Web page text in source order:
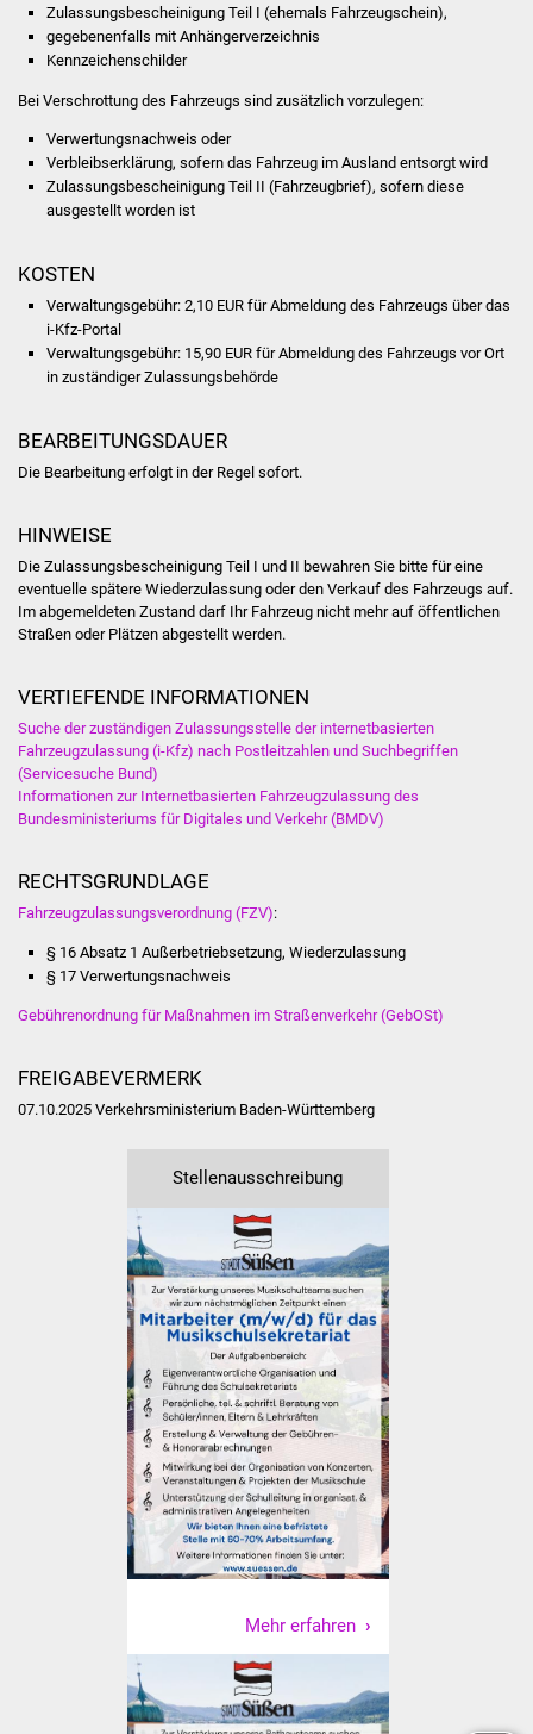
NETZMonitor
Pflege von Angehörigen
Stadtfest
Einrichtungen
Stadtbücherei
Vereine und Parteien
Beirat Süßener Vereine
Sportanlagen
Tourismus
Erlebnisregion
Schwäbischer Albtrauf
Route der
Industriekultur
Lebenslagen
Stadtseniorenrat
Sommerwochen für
Zulassungsbescheinigung Teil I (ehemals Fahrzeugschein),
gegebenenfalls mit Anhängerverzeichnis
Kennzeichenschilder
Bei Verschrottung des Fahrzeugs sind zusätzlich vorzulegen:
Verwertungsnachweis oder
Verbleibserklärung, sofern das Fahrzeug im Ausland entsorgt wird
Zulassungsbescheinigung Teil II (Fahrzeugbrief), sofern diese
ausgestellt worden ist
KOSTEN
Verwaltungsgebühr: 2,10 EUR für Abmeldung des Fahrzeugs über das
i-Kfz-Portal
Verwaltungsgebühr: 15,90 EUR für Abmeldung des Fahrzeugs vor Ort
in zuständiger Zulassungsbehörde
BEARBEITUNGSDAUER
Die Bearbeitung erfolgt in der Regel sofort.
HINWEISE
Die Zulassungsbescheinigung Teil I und II bewahren Sie bitte für eine
eventuelle spätere Wiederzulassung oder den Verkauf des Fahrzeugs auf.
Im abgemeldeten Zustand darf Ihr Fahrzeug nicht mehr auf öffentlichen
Straßen oder Plätzen abgestellt werden.
VERTIEFENDE INFORMATIONEN
Suche der zuständigen Zulassungsstelle der internetbasierten
Fahrzeugzulassung (i-Kfz) nach Postleitzahlen und Suchbegriffen
(Servicesuche Bund)
Informationen zur Internetbasierten Fahrzeugzulassung des
Bundesministeriums für Digitales und Verkehr (BMDV)
RECHTSGRUNDLAGE
Fahrzeugzulassungsverordnung (FZV):
§ 16 Absatz 1 Außerbetriebsetzung, Wiederzulassung
§ 17 Verwertungsnachweis
Gebührenordnung für Maßnahmen im Straßenverkehr (GebOSt)
FREIGABEVERMERK
07.10.2025 Verkehrsministerium Baden-Württemberg
Stellenausschreibung
Mehr erfahren